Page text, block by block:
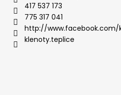
417 537 173
775 317 041
http://www.facebook.com/
klenoty.teplice